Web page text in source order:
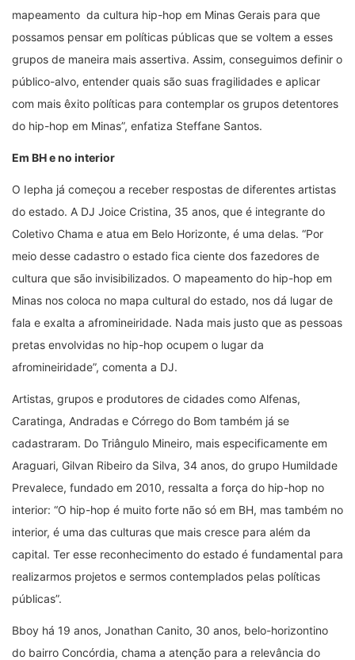
mapeamento da cultura hip-hop em Minas Gerais para que
possamos pensar em políticas públicas que se voltem a esses
grupos de maneira mais assertiva. Assim, conseguimos definir o
público-alvo, entender quais são suas fragilidades e aplicar
com mais êxito políticas para contemplar os grupos detentores
do hip-hop em Minas”, enfatiza Steffane Santos.
Em BH e no interior
O Iepha já começou a receber respostas de diferentes artistas
do estado. A DJ Joice Cristina, 35 anos, que é integrante do
Coletivo Chama e atua em Belo Horizonte, é uma delas. “Por
meio desse cadastro o estado fica ciente dos fazedores de
cultura que são invisibilizados. O mapeamento do hip-hop em
Minas nos coloca no mapa cultural do estado, nos dá lugar de
fala e exalta a afromineiridade. Nada mais justo que as pessoas
pretas envolvidas no hip-hop ocupem o lugar da
afromineiridade”, comenta a DJ.
Artistas, grupos e produtores de cidades como Alfenas,
Caratinga, Andradas e Córrego do Bom também já se
cadastraram. Do Triângulo Mineiro, mais especificamente em
Araguari, Gilvan Ribeiro da Silva, 34 anos, do grupo Humildade
Prevalece, fundado em 2010, ressalta a força do hip-hop no
interior: “O hip-hop é muito forte não só em BH, mas também no
interior, é uma das culturas que mais cresce para além da
capital. Ter esse reconhecimento do estado é fundamental para
realizarmos projetos e sermos contemplados pelas políticas
públicas”.
Bboy há 19 anos, Jonathan Canito, 30 anos, belo-horizontino
do bairro Concórdia, chama a atenção para a relevância do